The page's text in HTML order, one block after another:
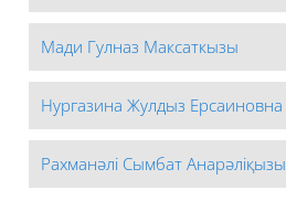
Мади Гулназ Максаткызы
Нургазина Жулдыз Ерсаиновна
Рахманәлі Сымбат Анарәліқызы